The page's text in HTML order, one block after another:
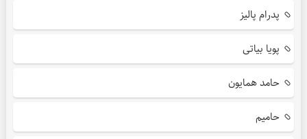
پدرام پالیز
پویا بیاتی
حامد همایون
حامیم